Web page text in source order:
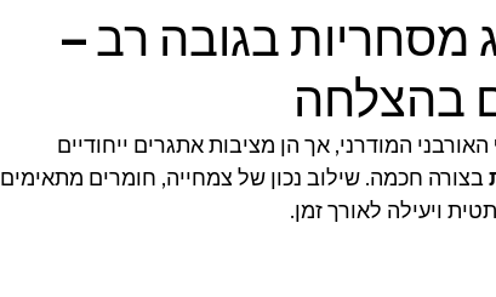
מסחריות בגובה רב –
בהצלחה
המודרני, אך הן מציבות אתגרים ייחודיים
בצורה חכמה. שילוב נכון של צמחייה, חומרים מתאימים
ויעילה לאורך זמן.